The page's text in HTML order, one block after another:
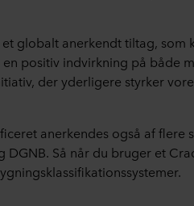
et globalt anerkendt tiltag, som
positiv indvirkning på både
der yderligere styrker
anerkendes også af flere
DGNB. Så når du bruger et